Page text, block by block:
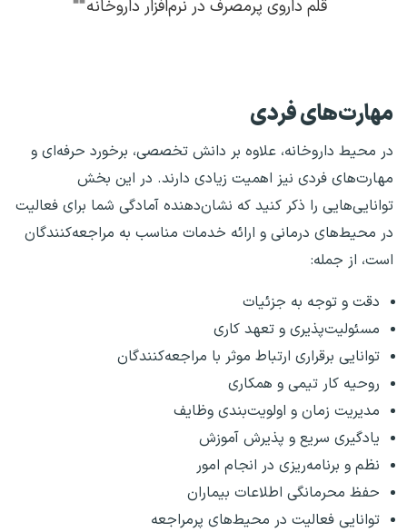
قلم داروی پرمصرف در نرم‌افزار داروخانه
مهارت‌های فردی
در محیط داروخانه، علاوه بر دانش تخصصی، برخورد حرفه‌ای و
مهارت‌های فردی نیز اهمیت زیادی دارند. در این بخش
توانایی‌هایی را ذکر کنید که نشان‌دهنده آمادگی شما برای فعالیت
در محیط‌های درمانی و ارائه خدمات مناسب به مراجعه‌کنندگان
است، از جمله:
دقت و توجه به جزئیات
مسئولیت‌پذیری و تعهد کاری
توانایی برقراری ارتباط موثر با مراجعه‌کنندگان
روحیه کار تیمی و همکاری
مدیریت زمان و اولویت‌بندی وظایف
یادگیری سریع و پذیرش آموزش
نظم و برنامه‌ریزی در انجام امور
حفظ محرمانگی اطلاعات بیماران
توانایی فعالیت در محیط‌های پرمراجعه